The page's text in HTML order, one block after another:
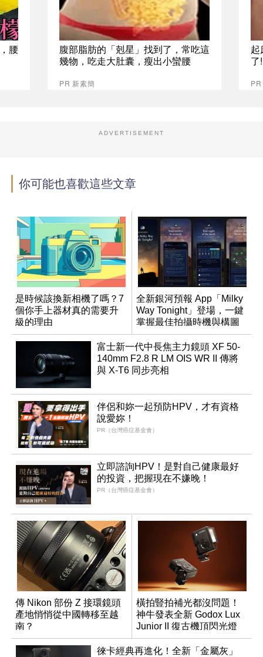
腰
腹部脂肪的「剋星」找到了，常吃這
幾物，吃走大肚囊，瘦出小蠻腰
PR 新素簡
起
了
ADVERTISEMENT
你可能也喜歡這些文章
是時候該換新相機了嗎？7
個你手上器材真的需要升
級的理由
全新銀河預報 App「Milky
Way Tonight」登場，一鍵
掌握最佳拍攝時機與構圖
富士新一代中長焦主力鏡頭 XF 50-
140mm F2.8 R LM OIS WR II 傳將
與 X-T6 同步亮相
伴侶和妳一起預防HPV，才有資格
說愛妳！
PR（台灣癌症基金會）
立即諮詢HPV！是對自己健康最好
的投資，把握現在不嫌晚！
PR（台灣癌症基金會）
傳 Nikon 部份 Z 接環鏡頭
產地悄悄從中國轉移至越
南？
橫拍豎拍補光都沒問題！
神牛發表全新 Godox Lux
Junior II 復古機頂閃光燈
徠卡經典再進化！全新「金屬灰」